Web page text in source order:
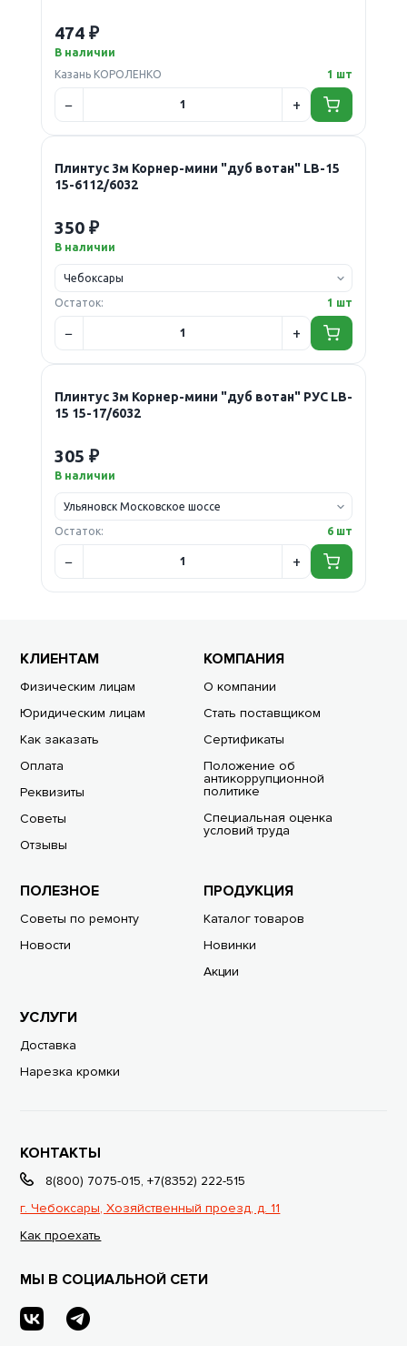
474 ₽
В наличии
Казань КОРОЛЕНКО
1 шт
Плинтус 3м Корнер-мини "дуб вотан" LB-15
15-6112/6032
350 ₽
В наличии
Остаток: 1 шт
Плинтус 3м Корнер-мини "дуб вотан" РУС LB-
15 15-17/6032
305 ₽
В наличии
Остаток: 6 шт
КЛИЕНТАМ
Физическим лицам
Юридическим лицам
Как заказать
Оплата
Реквизиты
Советы
Отзывы
КОМПАНИЯ
О компании
Стать поставщиком
Сертификаты
Положение об
антикоррупционной
политике
Специальная оценка
условий труда
ПОЛЕЗНОЕ
Советы по ремонту
Новости
ПРОДУКЦИЯ
Каталог товаров
Новинки
Акции
УСЛУГИ
Доставка
Нарезка кромки
КОНТАКТЫ
8(800) 7075-015,+7(8352) 222-515
г. Чебоксары, Хозяйственный проезд, д. 11
Как проехать
МЫ В СОЦИАЛЬНОЙ СЕТИ